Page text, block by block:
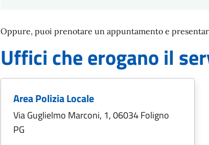
Oppure, puoi prenotare un appuntamento e
Uffici che erogano il
Area Polizia Locale
Via Guglielmo Marconi, 1, 06034 Foligno
PG